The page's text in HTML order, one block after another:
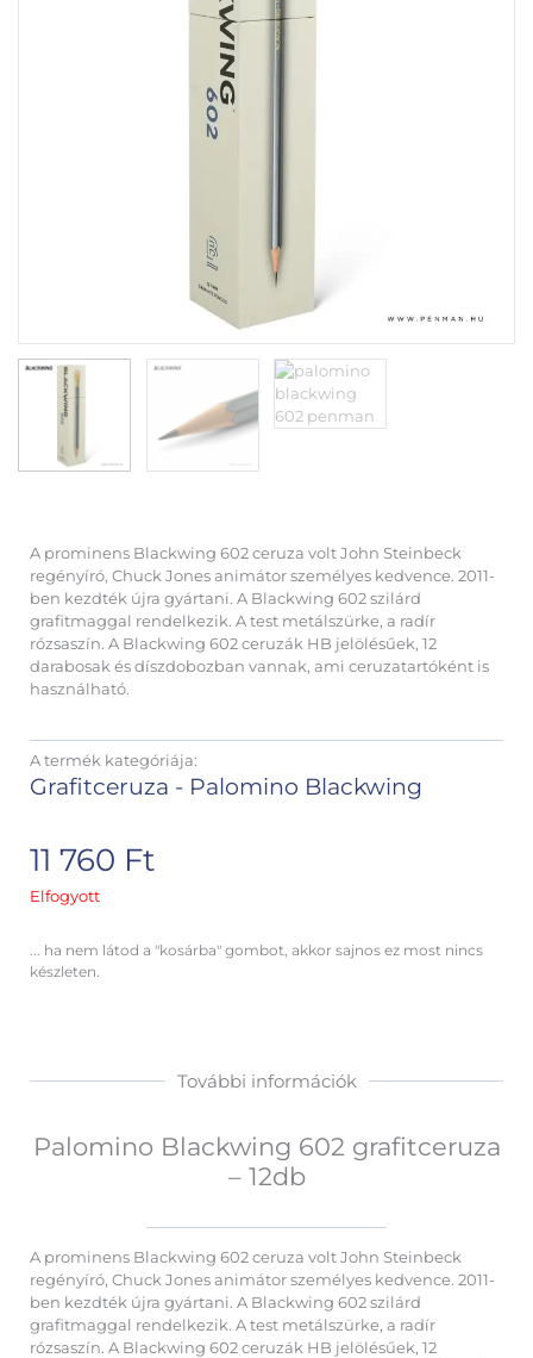
A prominens Blackwing 602 ceruza volt John Steinbeck
regényíró, Chuck Jones animátor személyes kedvence. 2011-
ben kezdték újra gyártani. A Blackwing 602 szilárd
grafitmaggal rendelkezik. A test metálszürke, a radír
rózsaszín. A Blackwing 602 ceruzák HB jelölésűek, 12
darabosak és díszdobozban vannak, ami ceruzatartóként is
használható.
A termék kategóriája:
Grafitceruza - Palomino Blackwing
11 760 Ft
Elfogyott
... ha nem látod a "kosárba" gombot, akkor sajnos ez most nincs
készleten.
További információk
Palomino Blackwing 602 grafitceruza
– 12db
A prominens Blackwing 602 ceruza volt John Steinbeck
regényíró, Chuck Jones animátor személyes kedvence. 2011-
ben kezdték újra gyártani. A Blackwing 602 szilárd
grafitmaggal rendelkezik. A test metálszürke, a radír
rózsaszín. A Blackwing 602 ceruzák HB jelölésűek, 12